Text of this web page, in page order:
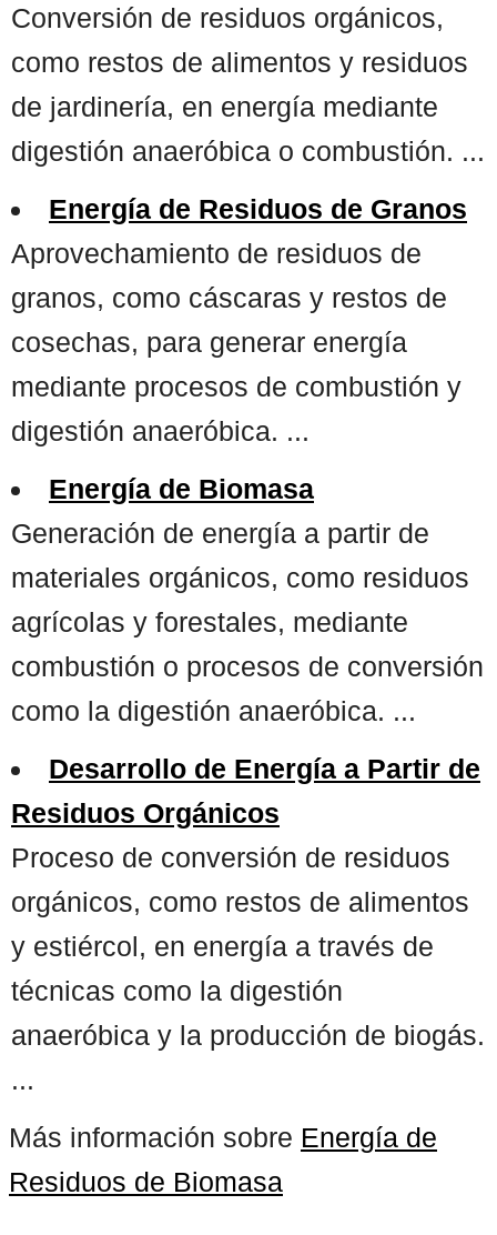
Conversión de residuos orgánicos,
como restos de alimentos y residuos
de jardinería, en energía mediante
digestión anaeróbica o combustión. ...
Energía de Residuos de Granos
Aprovechamiento de residuos de
granos, como cáscaras y restos de
cosechas, para generar energía
mediante procesos de combustión y
digestión anaeróbica. ...
Energía de Biomasa
Generación de energía a partir de
materiales orgánicos, como residuos
agrícolas y forestales, mediante
combustión o procesos de conversión
como la digestión anaeróbica. ...
Desarrollo de Energía a Partir de
Residuos Orgánicos
Proceso de conversión de residuos
orgánicos, como restos de alimentos
y estiércol, en energía a través de
técnicas como la digestión
anaeróbica y la producción de biogás.
...
Más información sobre Energía de
Residuos de Biomasa